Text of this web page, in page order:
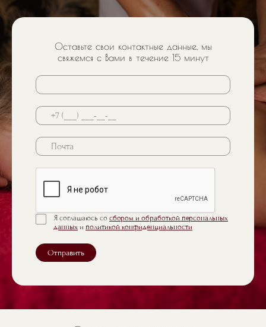
Оставьте свои контактные данные, мы
свяжемся с Вами в течение 15 минут
Почта
Я соглашаюсь со сбором и обработкой персональных
данных и политикой конфиденциальности
Отправить